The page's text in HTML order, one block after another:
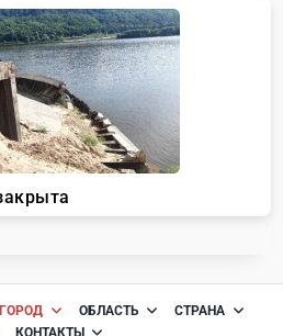
ГОРОД ОБЛАСТЬ
СТРАНА